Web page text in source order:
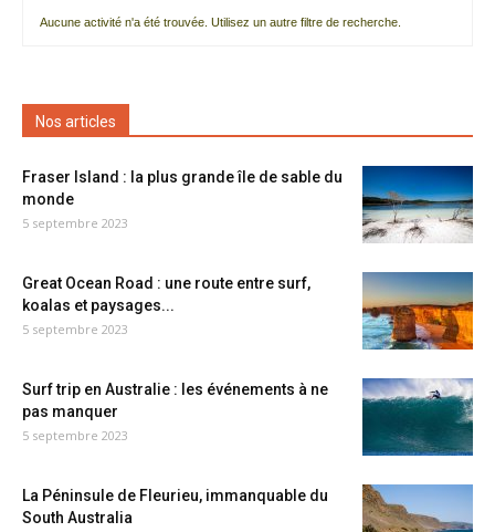
Aucune activité n'a été trouvée. Utilisez un autre filtre de recherche.
Nos articles
Fraser Island : la plus grande île de sable du
monde
5 septembre 2023
Great Ocean Road : une route entre surf,
koalas et paysages...
5 septembre 2023
Surf trip en Australie : les événements à ne
pas manquer
5 septembre 2023
La Péninsule de Fleurieu, immanquable du
South Australia